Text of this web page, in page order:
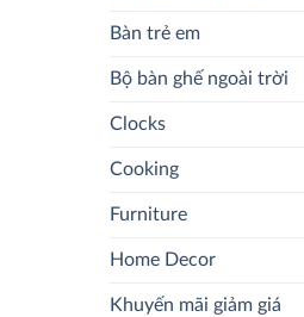
Bàn trẻ em
Bộ bàn ghế ngoài trời
Clocks
Cooking
Furniture
Home Decor
Khuyến mãi giảm giá